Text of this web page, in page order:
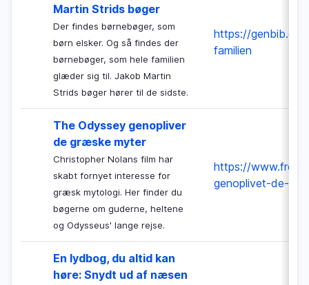
Martin Strids bøger
Der findes børnebøger, som
børn elsker. Og så findes der
børnebøger, som hele familien
glæder sig til. Jakob Martin
Strids bøger hører til de sidste.
https://genbib.dk/
familien
The Odyssey genopliver
de græske myter
Christopher Nolans film har
skabt fornyet interesse for
græsk mytologi. Her finder du
bøgerne om guderne, heltene
og Odysseus' lange rejse.
https://
genoplivet-de-
En lydbog, du altid kan
høre: Snydt ud af næsen